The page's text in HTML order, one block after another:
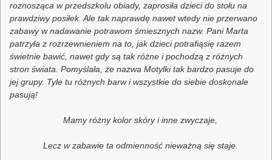
roznosząca w przedszkolu obiady, zaprosiła dzieci do stołu na
prawdziwy posiłek. Ale tak naprawdę nawet wtedy nie przerwano
zabawy w nadawanie potrawom śmiesznych nazw. Pani Marta
patrzyła z rozrzewnieniem na to, jak dzieci potrafiąsię razem
świetnie bawić, nawet gdy są tak różne i pochodzą z różnych
stron świata. Pomyślała, że nazwa Motylki tak bardzo pasuje do
jej grupy. Tyle tu różnych barw i wszystkie do siebie doskonale
pasują!
Mamy różny kolor skóry i inne zwyczaje,
Lecz w zabawie ta odmienność nieważną się staje.